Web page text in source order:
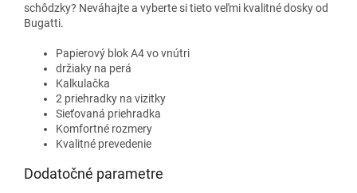
schôdzky? Neváhajte a vyberte si tieto veľmi kvalitné dosky od
Bugatti.
Papierový blok A4 vo vnútri
držiaky na perá
Kalkulačka
2 priehradky na vizitky
Sieťovaná priehradka
Komfortné rozmery
Kvalitné prevedenie
Dodatočné parametre